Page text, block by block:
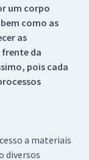
um corpo
como as
as
da
pois cada
a materiais
diversos